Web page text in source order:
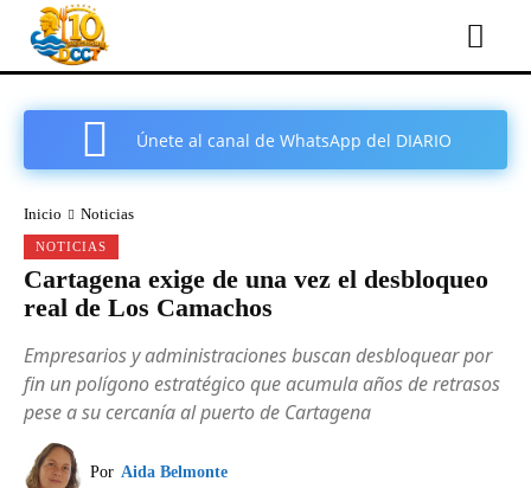
Únete al canal de WhatsApp del DIARIO
Inicio Noticias
NOTICIAS
Cartagena exige de una vez el desbloqueo
real de Los Camachos
Empresarios y administraciones buscan desbloquear por
fin un polígono estratégico que acumula años de retrasos
pese a su cercanía al puerto de Cartagena
Por Aida Belmonte